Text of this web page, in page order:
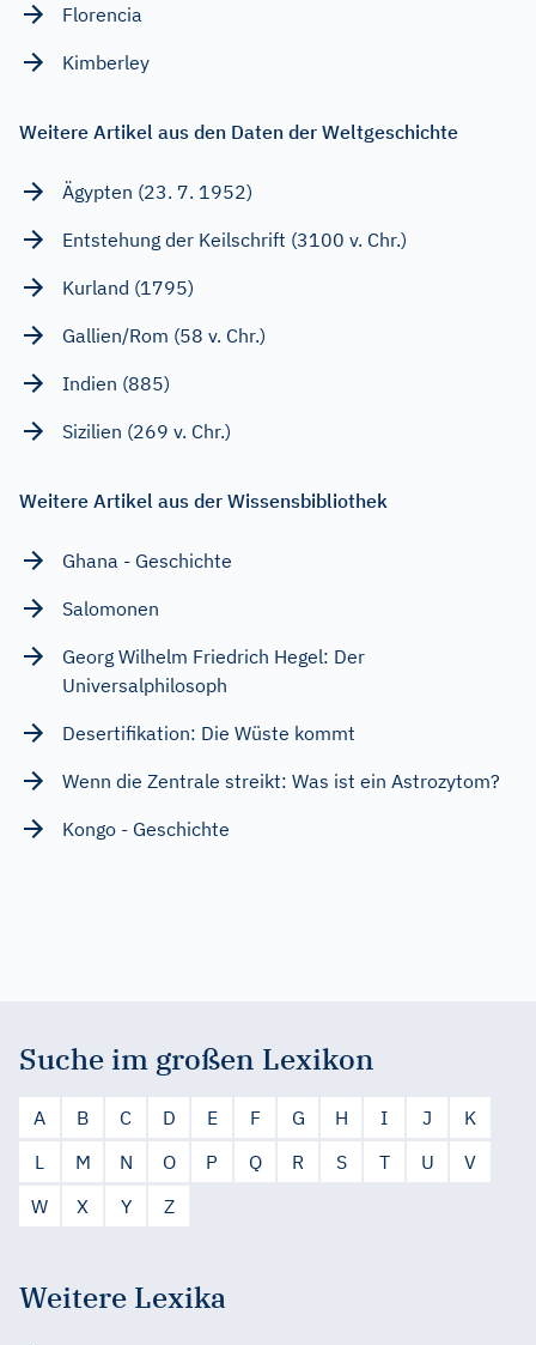
Florencia
Kimberley
Weitere Artikel aus den Daten der Weltgeschichte
Ägypten (23. 7. 1952)
Entstehung der Keilschrift (3100 v. Chr.)
Kurland (1795)
Gallien/Rom (58 v. Chr.)
Indien (885)
Sizilien (269 v. Chr.)
Weitere Artikel aus der Wissensbibliothek
Ghana - Geschichte
Salomonen
Georg Wilhelm Friedrich Hegel: Der
Universalphilosoph
Desertifikation: Die Wüste kommt
Wenn die Zentrale streikt: Was ist ein Astrozytom?
Kongo - Geschichte
Suche im großen Lexikon
A B C D E F G H I J
K
L
M N O P Q R S T U
V
W
X Y Z
Weitere Lexika